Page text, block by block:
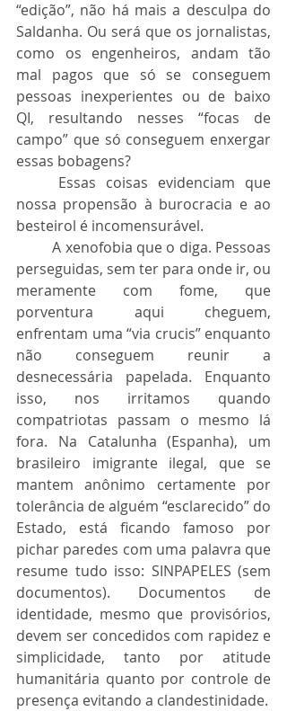
“edição”, não há mais a desculpa do
Saldanha. Ou será que os jornalistas,
como os engenheiros, andam tão
mal pagos que só se conseguem
pessoas inexperientes ou de baixo
QI, resultando nesses “focas de
campo” que só conseguem enxergar
essas bobagens?
nossa propensão à burocracia e ao
besteirol é incomensurável.
	A xenofobia que o diga. Pessoas
perseguidas, sem ter para onde ir, ou
meramente com fome, que
porventura aqui cheguem,
enfrentam uma “via crucis” enquanto
não conseguem reunir a
desnecessária papelada. Enquanto
isso, nos irritamos quando
compatriotas passam o mesmo lá
fora. Na Catalunha (Espanha), um
brasileiro imigrante ilegal, que se
mantem anônimo certamente por
tolerância de alguém “esclarecido” do
Estado, está ficando famoso por
pichar paredes com uma palavra que
resume tudo isso: SINPAPELES (sem
documentos). Documentos de
identidade, mesmo que provisórios,
devem ser concedidos com rapidez e
simplicidade, tanto por atitude
humanitária quanto por controle de
presença evitando a clandestinidade.